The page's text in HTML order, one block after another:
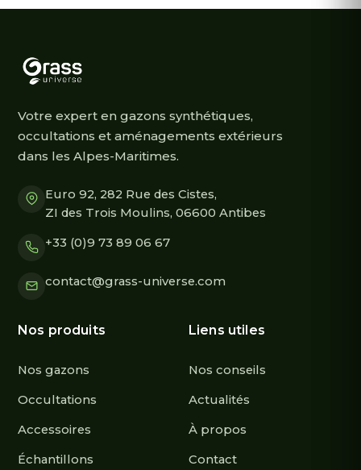
Votre expert en gazons synthétiques,
occultations et aménagements extérieurs
dans les Alpes-Maritimes.
Euro 92, 282 Rue des Cistes,
ZI des Trois Moulins, 06600 Antibes
+33 (0)9 73 89 06 67
contact@grass-universe.com
Nos produits
Nos gazons
Occultations
Accessoires
Échantillons
Liens utiles
Nos conseils
Actualités
À propos
Contact